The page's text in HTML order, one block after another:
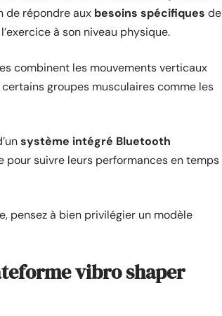
de répondre aux besoins spécifiques de
à son niveau physique.
combinent les mouvements verticaux
groupes musculaires comme les
système intégré Bluetooth
suivre leurs performances en temps
pensez à bien privilégier un modèle
vibro shaper